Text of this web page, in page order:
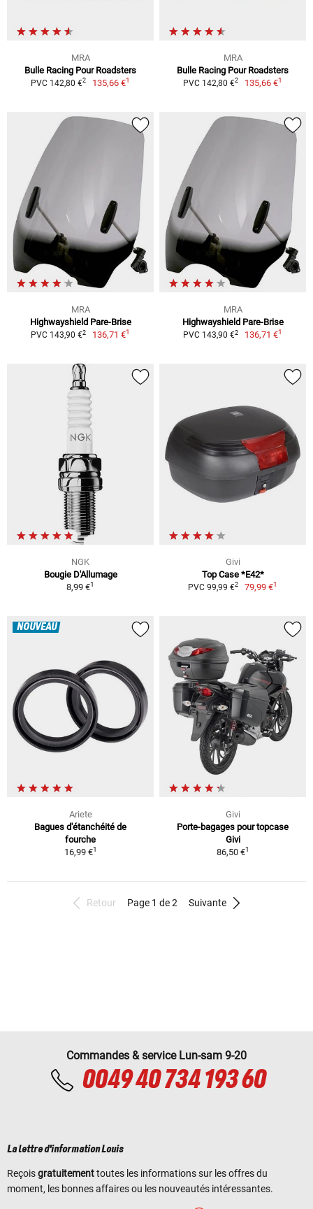
MRA
Bulle Racing Pour Roadsters
PVC 142,80 €2 135,66 €1
MRA
Bulle Racing Pour Roadsters
PVC 142,80 €2 135,66 €1
MRA
Highwayshield Pare-Brise
PVC 143,90 €2 136,71 €1
MRA
Highwayshield Pare-Brise
PVC 143,90 €2 136,71 €1
NGK
Bougie D'Allumage
8,99 €1
Givi
Top Case *E42*
PVC 99,99 €2 79,99 €1
NOUVEAU
Ariete
Bagues d'étanchéité de
fourche
16,99 €1
Givi
Porte-bagages pour topcase
Givi
86,50 €1
Retour Page 1 de 2 Suivante
Commandes & service Lun-sam 9-20
0049 40 734 193 60
La lettre d'information Louis
Reçoisgratuitementtoutes les informations sur les offres du
moment, les bonnes affaires ou les nouveautés intéressantes.